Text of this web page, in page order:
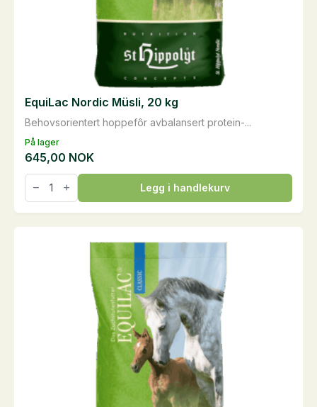
På lager
Behovsorientert hoppefôr avbalansert protein-...
EquiLac Nordic Müsli, 20 kg
645,00 NOK
EquiLac
Nordic
Müsli,
20
Legg i handlekurv